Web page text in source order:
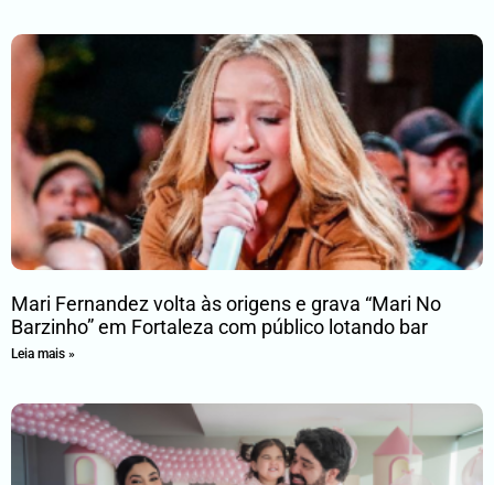
Mari Fernandez volta às origens e grava “Mari No
Barzinho” em Fortaleza com público lotando bar
Leia mais »